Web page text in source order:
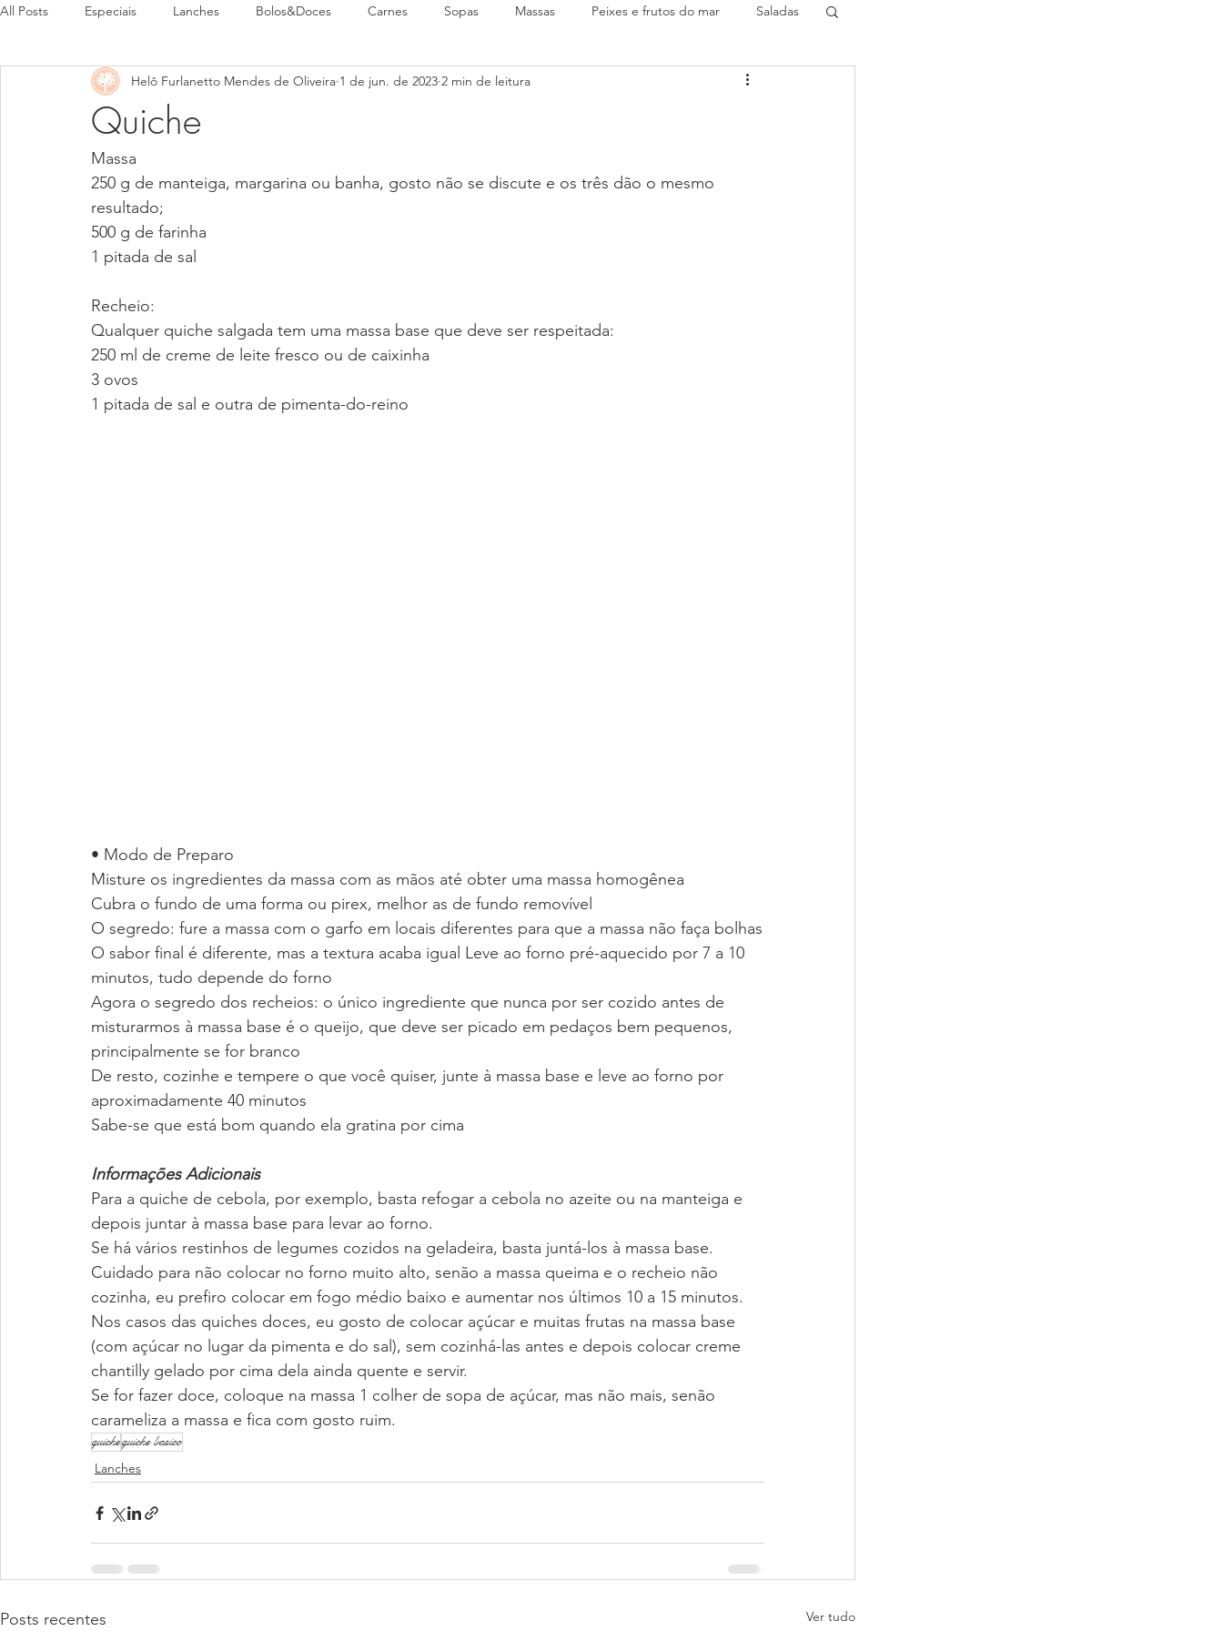
All Posts Especiais Lanches Bolos&Doces Carnes Sopas Massas Peixes e frutos do mar Saladas
Pratos Típicos
Quiche
Helô Furlanetto Mendes de Oliveira 1 de jun. de 2023 2 min de leitura
Massa
250 g de manteiga, margarina ou banha, gosto não se discute e os três dão o mesmo
resultado;
500 g de farinha
1 pitada de sal
Recheio:
Qualquer quiche salgada tem uma massa base que deve ser respeitada:
250 ml de creme de leite fresco ou de caixinha
3 ovos
1 pitada de sal e outra de pimenta-do-reino
• Modo de Preparo
Misture os ingredientes da massa com as mãos até obter uma massa homogênea
Cubra o fundo de uma forma ou pirex, melhor as de fundo removível
O segredo: fure a massa com o garfo em locais diferentes para que a massa não faça bolhas
O sabor final é diferente, mas a textura acaba igual Leve ao forno pré-aquecido por 7 a 10
minutos, tudo depende do forno
Agora o segredo dos recheios: o único ingrediente que nunca por ser cozido antes de
misturarmos à massa base é o queijo, que deve ser picado em pedaços bem pequenos,
principalmente se for branco
De resto, cozinhe e tempere o que você quiser, junte à massa base e leve ao forno por
aproximadamente 40 minutos
Sabe-se que está bom quando ela gratina por cima
Informações Adicionais
Para a quiche de cebola, por exemplo, basta refogar a cebola no azeite ou na manteiga e
depois juntar à massa base para levar ao forno.
Se há vários restinhos de legumes cozidos na geladeira, basta juntá-los à massa base.
Cuidado para não colocar no forno muito alto, senão a massa queima e o recheio não
cozinha, eu prefiro colocar em fogo médio baixo e aumentar nos últimos 10 a 15 minutos.
Nos casos das quiches doces, eu gosto de colocar açúcar e muitas frutas na massa base
(com açúcar no lugar da pimenta e do sal), sem cozinhá-las antes e depois colocar creme
chantilly gelado por cima dela ainda quente e servir.
Se for fazer doce, coloque na massa 1 colher de sopa de açúcar, mas não mais, senão
carameliza a massa e fica com gosto ruim.
quichequiche basico
Lanches
Posts recentes Ver tudo